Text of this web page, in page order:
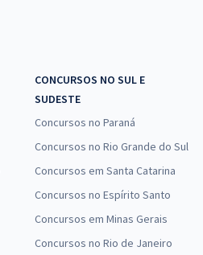
CONCURSOS NO SUL E
SUDESTE
Concursos no Paraná
Concursos no Rio Grande do Sul
Concursos em Santa Catarina
Concursos no Espírito Santo
Concursos em Minas Gerais
Concursos no Rio de Janeiro